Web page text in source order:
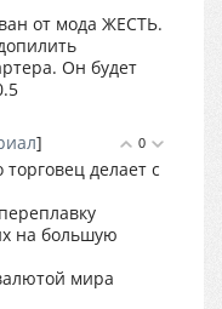
от мода ЖЕСТЬ.
Он будет
0
]
делает с
на большую
мира